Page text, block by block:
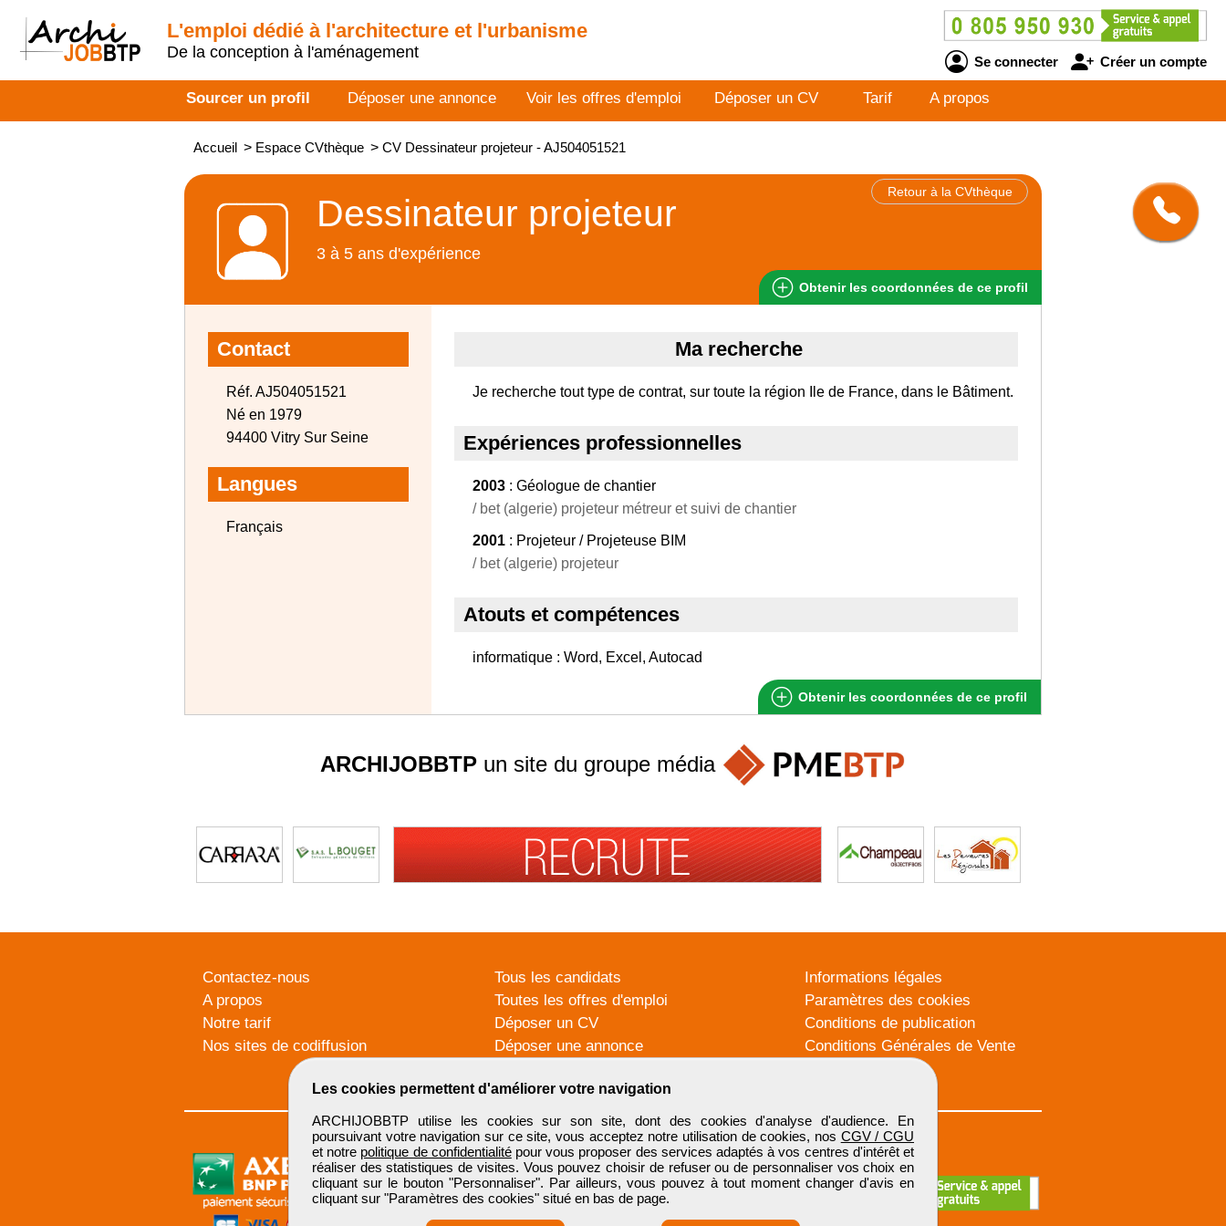
L'emploi dédié à l'architecture et l'urbanisme
De la conception à l'aménagement
Se connecter Créer un compte
Sourcer un profil Déposer une annonce Voir les offres d'emploi Déposer un CV Tarif A propos
Accueil > Espace CVthèque > CV Dessinateur projeteur - AJ504051521
Retour à la CVthèque
Dessinateur projeteur
3 à 5 ans d'expérience
Obtenir les coordonnées de ce profil
Contact
Réf. AJ504051521
Né en 1979
94400 Vitry Sur Seine
Langues
Français
Ma recherche
Je recherche tout type de contrat, sur toute la région Ile de France, dans le Bâtiment.
Expériences professionnelles
2003 : Géologue de chantier
/ bet (algerie) projeteur métreur et suivi de chantier
2001 : Projeteur / Projeteuse BIM
/ bet (algerie) projeteur
Atouts et compétences
informatique : Word, Excel, Autocad
Obtenir les coordonnées de ce profil
Les cookies permettent d'améliorer votre navigation
ARCHIJOBBTP utilise les cookies sur son site, dont des cookies d'analyse d'audience. En
poursuivant votre navigation sur ce site, vous acceptez notre utilisation de cookies, nos CGV / CGU
et notre politique de confidentialitépour vous proposer des services adaptés à vos centres d'intérêt et
réaliser des statistiques de visites. Vous pouvez choisir de refuser ou de personnaliser vos choix en
cliquant sur le bouton "Personnaliser". Par ailleurs, vous pouvez à tout moment changer d'avis en
cliquant sur "Paramètres des cookies" situé en bas de page.
ARCHIJOBBTPun site du groupe média
Contactez-nous
A propos
Notre tarif
Nos sites de codiffusion
Tous les candidats
Toutes les offres d'emploi
Déposer un CV
Déposer une annonce
Informations légales
Paramètres des cookies
Conditions de publication
Conditions Générales de Vente